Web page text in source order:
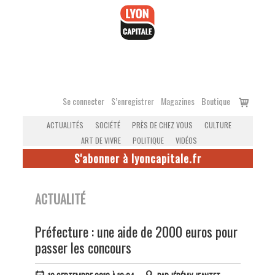
Se connecter S’enregistrer Magazines Boutique
Voir
ACTUALITÉS SOCIÉTÉ PRÈS DE CHEZ VOUS
CULTURE
ART DE VIVRE
POLITIQUE VIDÉOS
S'abonner à lyoncapitale.fr
ACTUALITÉ
Préfecture : une aide de 2000 euros pour
passer les concours